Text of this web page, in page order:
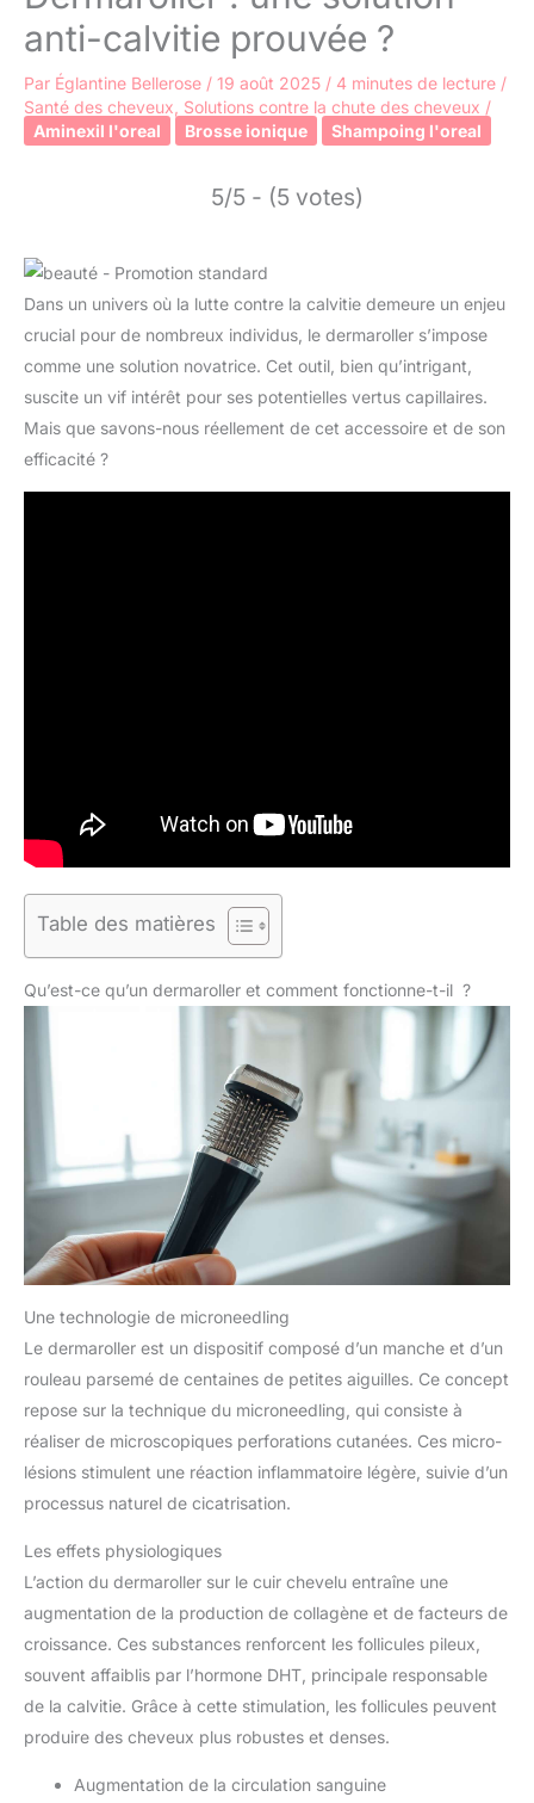
anti-calvitie prouvée ?
Par Églantine Bellerose / 19 août 2025 / 4 minutes de lecture /
Santé des cheveux Solutions contre la chute des cheveux /
Aminexil l'oreal
Brosse ionique Shampoing l'oreal
5/5 - (5 votes)
Dans un univers où la lutte contre la calvitie demeure un enjeu
crucial pour de nombreux individus, le dermaroller s’impose
comme une solution novatrice. Cet outil, bien qu’intrigant,
suscite un vif intérêt pour ses potentielles vertus capillaires.
Mais que savons-nous réellement de cet accessoire et de son
efficacité ?
Table des matières
Qu’est-ce qu’un dermaroller et comment fonctionne-t-il ?
Une technologie de microneedling
Le dermaroller est un dispositif composé d’un manche et d’un
rouleau parsemé de centaines de petites aiguilles. Ce concept
repose sur la technique du microneedling, qui consiste à
réaliser de microscopiques perforations cutanées. Ces micro-
lésions stimulent une réaction inflammatoire légère, suivie d’un
processus naturel de cicatrisation.
Les effets physiologiques
L’action du dermaroller sur le cuir chevelu entraîne une
augmentation de la production de collagène et de facteurs de
croissance. Ces substances renforcent les follicules pileux,
souvent affaiblis par l’hormone DHT, principale responsable
de la calvitie. Grâce à cette stimulation, les follicules peuvent
produire des cheveux plus robustes et denses.
Augmentation de la circulation sanguine